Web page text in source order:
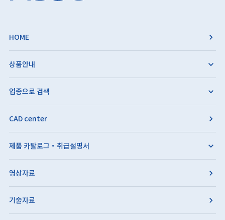
HOME
상품안내
업종으로 검색
CAD center
제품 카탈로그・취급설명서
영상자료
기술자료